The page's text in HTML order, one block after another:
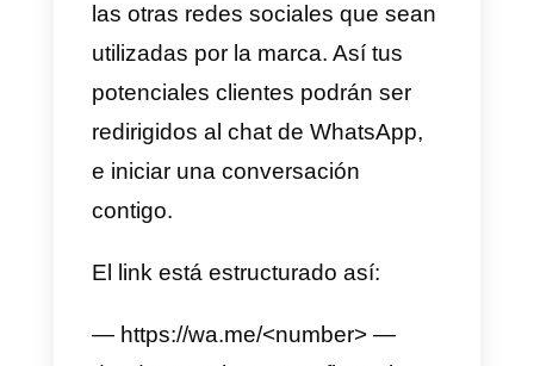
rápidamente con las empresas
a través de ésta. Muchos
usuarios simplemente necesitan
información o asistencia sobre
productos o servicios que las
marcas ofrecen.
Tu empresa deberá habilitar la